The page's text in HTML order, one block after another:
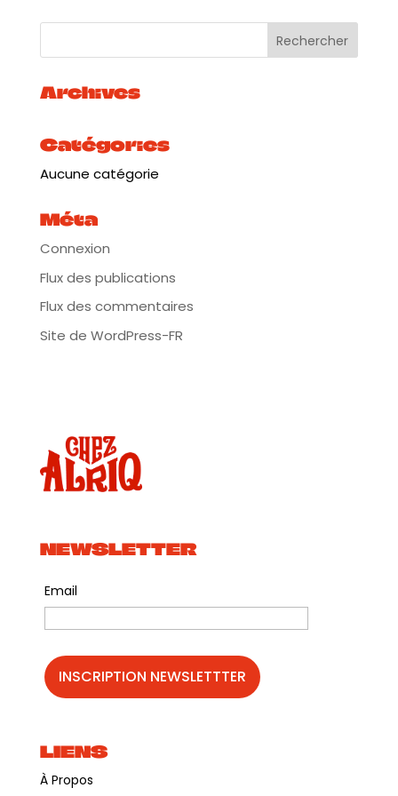
Archives
Catégories
Aucune catégorie
Méta
Connexion
Flux des publications
Flux des commentaires
Site de WordPress-FR
NEWSLETTER
Email
LIENS
À Propos